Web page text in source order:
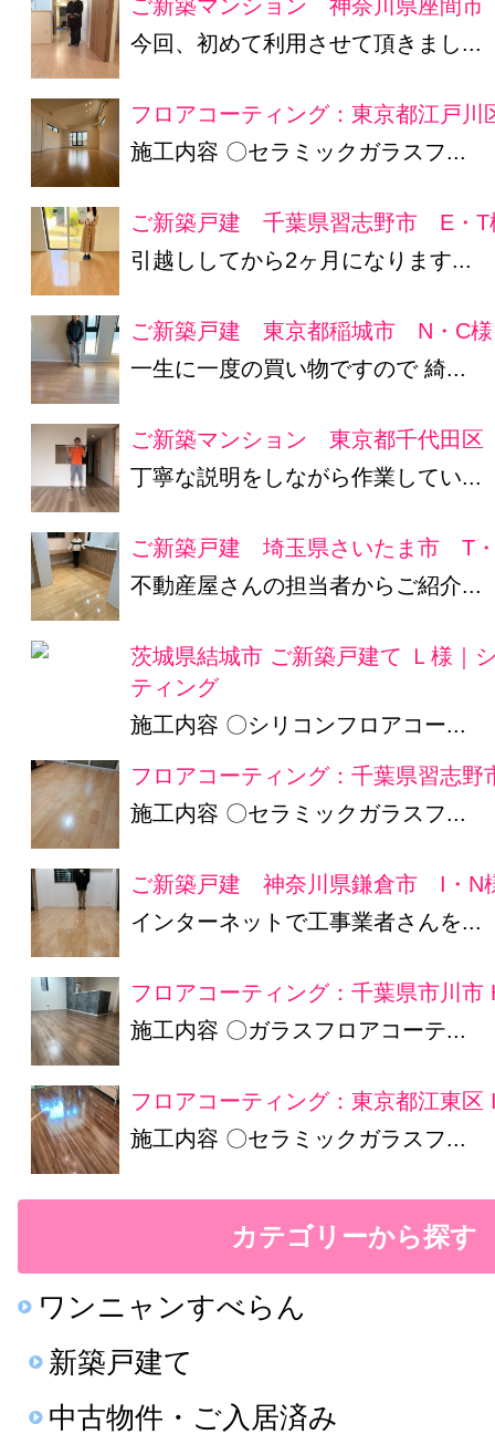
今回、初めて利用させて頂きまし...
フロアコーティング：東京都江戸川
施工内容 〇セラミックガラスフ...
ご新築戸建 千葉県習志野市 E・T
引越ししてから2ヶ月になります...
ご新築戸建 東京都稲城市 N・C様
一生に一度の買い物ですので 綺...
ご新築マンション 東京都千代田
丁寧な説明をしながら作業してい...
ご新築戸建 埼玉県さいたま市 T
不動産屋さんの担当者からご紹介...
茨城県結城市 ご新築戸建て Ｌ様｜
ティング
施工内容 〇シリコンフロアコー...
フロアコーティング：千葉県習志野
施工内容 〇セラミックガラスフ...
ご新築戸建 神奈川県鎌倉市 I・N
インターネットで工事業者さんを...
フロアコーティング：千葉県市川市
施工内容 〇ガラスフロアコーテ...
フロアコーティング：東京都江東区
施工内容 〇セラミックガラスフ...
カテゴリーから探す
ワンニャンすべらん
新築戸建て
中古物件・ご入居済み